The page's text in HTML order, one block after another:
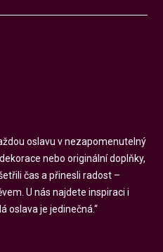
oslavu v nezapomenutelný
nebo originální doplňky,
čas a přinesli radost –
U nás najdete inspiraci i
oslava je jedinečná.“